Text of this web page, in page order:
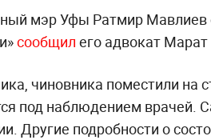
мэр Уфы Ратмир Мавлиев
сообщил его адвокат
чиновника поместили на
под наблюдением врачей.
Другие подробности о